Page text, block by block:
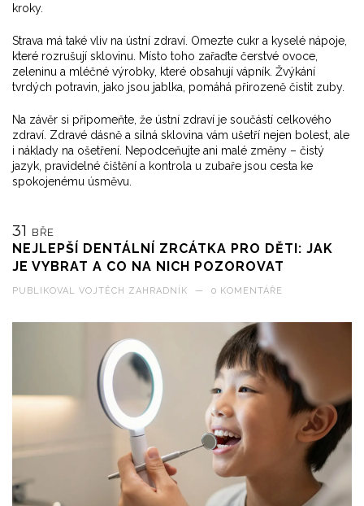
kroky.
Strava má také vliv na ústní zdraví. Omezte cukr a kyselé nápoje,
které rozrušují sklovinu. Místo toho zařaďte čerstvé ovoce,
zeleninu a mléčné výrobky, které obsahují vápník. Žvýkání
tvrdých potravin, jako jsou jablka, pomáhá přirozeně čistit zuby.
Na závěr si připomeňte, že ústní zdraví je součástí celkového
zdraví. Zdravé dásně a silná sklovina vám ušetří nejen bolest, ale
i náklady na ošetření. Nepodceňujte ani malé změny – čistý
jazyk, pravidelné čištění a kontrola u zubaře jsou cesta ke
spokojenému úsměvu.
31 BŘE
NEJLEPŠÍ DENTÁLNÍ ZRCÁTKA PRO DĚTI: JAK
JE VYBRAT A CO NA NICH POZOROVAT
PUBLIKOVAL VOJTĚCH ZAHRADNÍK — 0 KOMENTÁŘE